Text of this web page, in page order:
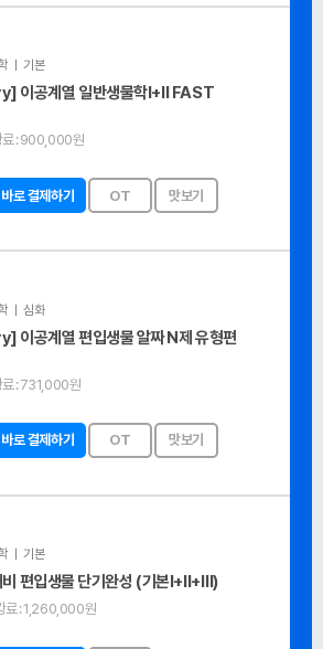
ㅣ 생물학 ㅣ 기본
공계열 일반생물학Ⅰ+Ⅱ FAST
료 :900,000원
바로 결제하기 OT 맛보기
ㅣ 생물학 ㅣ 심화
공계열 편입생물 알짜 N제 유형편
료 :731,000원
바로 결제하기 OT 맛보기
ㅣ 생물학 ㅣ 기본
편입생물 단기완성 (기본Ⅰ+Ⅱ+Ⅲ)
료 :1,260,000원